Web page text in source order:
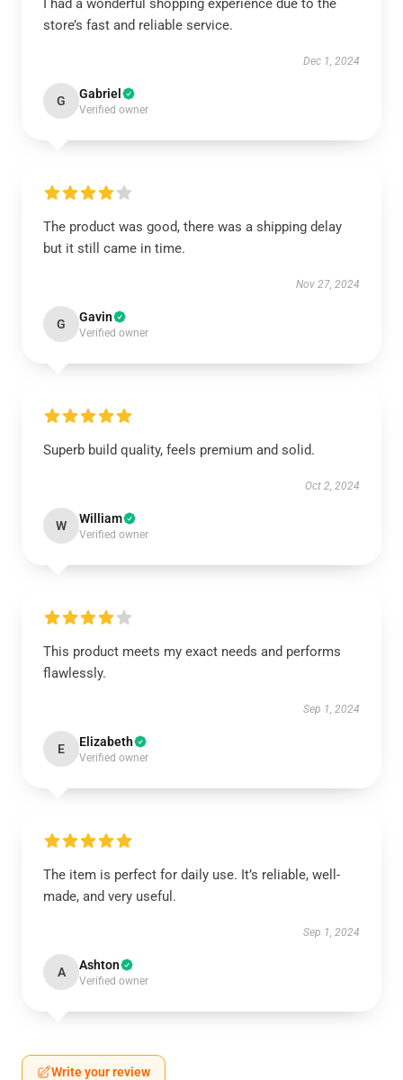
I had a wonderful shopping experience due to the
store’s fast and reliable service.
Dec 1, 2024
G Gabriel
Verified owner
The product was good, there was a shipping delay
but it still came in time.
Nov 27, 2024
G Gavin
Verified owner
Superb build quality, feels premium and solid.
Oct 2, 2024
W William
Verified owner
This product meets my exact needs and performs
flawlessly.
Sep 1, 2024
E Elizabeth
Verified owner
The item is perfect for daily use. It’s reliable, well-
made, and very useful.
Sep 1, 2024
A Ashton
Verified owner
Write your review